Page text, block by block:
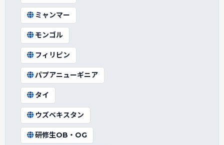
ミャンマー
モンゴル
フィリピン
パプアニューギニア
タイ
ウズベキスタン
研修生OB・OG